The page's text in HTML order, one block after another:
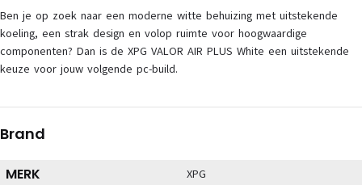
Ben je op zoek naar een moderne witte behuizing met uitstekende
koeling, een strak design en volop ruimte voor hoogwaardige
componenten? Dan is de XPG VALOR AIR PLUS White een uitstekende
keuze voor jouw volgende pc-build.
Brand
MERK XPG